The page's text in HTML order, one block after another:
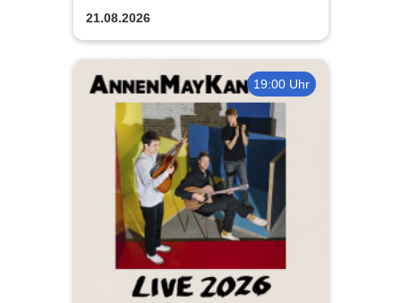
21.08.2026
19:00 Uhr